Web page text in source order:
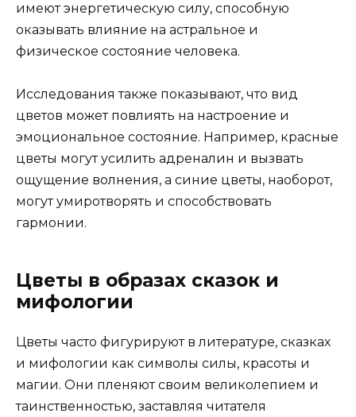
имеют энергетическую силу, способную
оказывать влияние на астральное и
физическое состояние человека.
Исследования также показывают, что вид
цветов может повлиять на настроение и
эмоциональное состояние. Например, красные
цветы могут усилить адреналин и вызвать
ощущение волнения, а синие цветы, наоборот,
могут умиротворять и способствовать
гармонии.
Цветы в образах сказок и
мифологии
Цветы часто фигурируют в литературе, сказках
и мифологии как символы силы, красоты и
магии. Они пленяют своим великолепием и
таинственностью, заставляя читателя